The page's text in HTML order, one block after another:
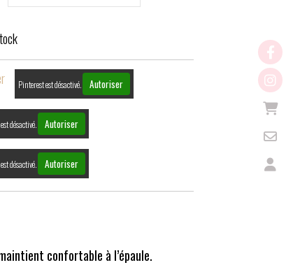
Pinterest est désactivé. Autoriser
désactivé. Autoriser
désactivé. Autoriser
confortable à l’épaule.